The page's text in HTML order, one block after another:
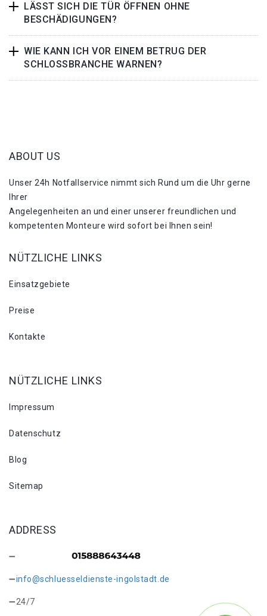
LÄSST SICH DIE TÜR ÖFFNEN OHNE
BESCHÄDIGUNGEN?
WIE KANN ICH VOR EINEM BETRUG DER
SCHLOSSBRANCHE WARNEN?
ABOUT US
Unser 24h Notfallservice nimmt sich Rund um die Uhr gerne
Ihrer
Angelegenheiten an und einer unserer freundlichen und
kompetenten Monteure wird sofort bei Ihnen sein!
NÜTZLICHE LINKS
Einsatzgebiete
Preise
Kontakte
NÜTZLICHE LINKS
Impressum
Datenschutz
Blog
Sitemap
ADDRESS
info@schluesseldienste-ingolstadt.de
24/7